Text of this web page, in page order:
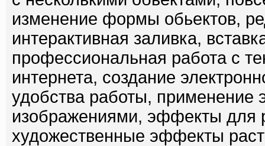
изменение формы обьектов,
интерактивная заливка,
профессиональная работа с
интернета, создание
удобства работы,
изображениями, эффекты для
художественные эффекты